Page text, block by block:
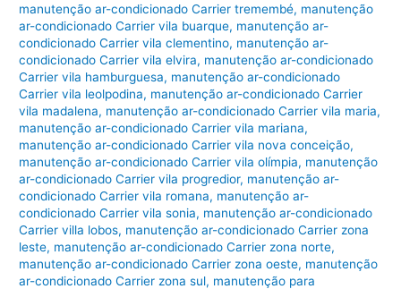
manutenção ar-condicionado Carrier tremembé, manutenção
ar-condicionado Carrier vila buarque, manutenção ar-
condicionado Carrier vila clementino, manutenção ar-
condicionado Carrier vila elvira, manutenção ar-condicionado
Carrier vila hamburguesa, manutenção ar-condicionado
Carrier vila leolpodina, manutenção ar-condicionado Carrier
vila madalena, manutenção ar-condicionado Carrier vila maria,
manutenção ar-condicionado Carrier vila mariana,
manutenção ar-condicionado Carrier vila nova conceição,
manutenção ar-condicionado Carrier vila olímpia, manutenção
ar-condicionado Carrier vila progredior, manutenção ar-
condicionado Carrier vila romana, manutenção ar-
condicionado Carrier vila sonia, manutenção ar-condicionado
Carrier villa lobos, manutenção ar-condicionado Carrier zona
leste, manutenção ar-condicionado Carrier zona norte,
manutenção ar-condicionado Carrier zona oeste, manutenção
ar-condicionado Carrier zona sul, manutenção para